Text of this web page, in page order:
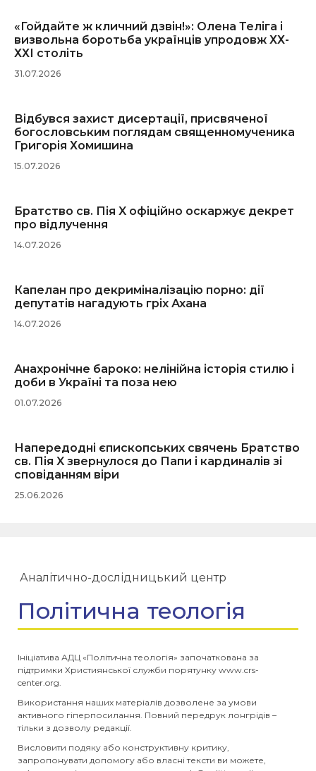
«Гойдайте ж кличний дзвін!»: Олена Теліга і
визвольна боротьба українців упродовж ХХ-
ХХІ століть
31.07.2026
Відбувся захист дисертації, присвяченої
богословським поглядам священномученика
Григорія Хомишина
15.07.2026
Братство св. Пія X офіційно оскаржує декрет
про відлучення
14.07.2026
Капелан про декриміналізацію порно: дії
депутатів нагадують гріх Ахана
14.07.2026
Анахронічне бароко: нелінійна історія стилю і
доби в Україні та поза нею
01.07.2026
Напередодні єпископських свячень Братство
св. Пія X звернулося до Папи і кардиналів зі
сповіданням віри
25.06.2026
Аналітично-дослідницький центр
Політична теологія
Ініціатива АДЦ «Політична теологія» започаткована за
підтримки Християнської служби порятунку www.crs-
center.org.
Використання наших матеріалів дозволене за умови
активного гіперпосилання. Повний передрук лонгрідів –
тільки з дозволу редакції.
Висловити подяку або конструктивну критику,
запропонувати допомогу або власні тексти ви можете,